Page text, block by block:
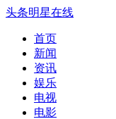
头条明星在线
首页
新闻
资讯
娱乐
电视
电影